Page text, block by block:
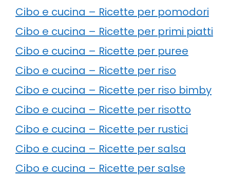
Cibo e cucina – Ricette per pomodori
Cibo e cucina – Ricette per primi piatti
Cibo e cucina – Ricette per puree
Cibo e cucina – Ricette per riso
Cibo e cucina – Ricette per riso bimby
Cibo e cucina – Ricette per risotto
Cibo e cucina – Ricette per rustici
Cibo e cucina – Ricette per salsa
Cibo e cucina – Ricette per salse